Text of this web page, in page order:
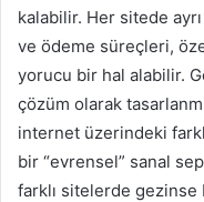
kalabilir. Her sitede
ve ödeme süreçleri,
yorucu bir hal alabilir.
çözüm olarak
internet üzerindeki
bir “evrensel” sanal
farklı sitelerde